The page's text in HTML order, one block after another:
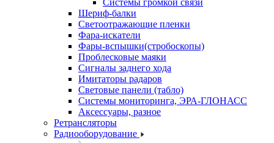
Системы громкой связи
Шериф-балки
Светоотражающие пленки
Фара-искатели
Фары-вспышки(стробоскопы)
Проблесковые маяки
Сигналы заднего хода
Имитаторы радаров
Световые панели (табло)
Системы мониторинга, ЭРА-ГЛОНАСС
Аксессуары, разное
Ретрансляторы
Радиооборудование